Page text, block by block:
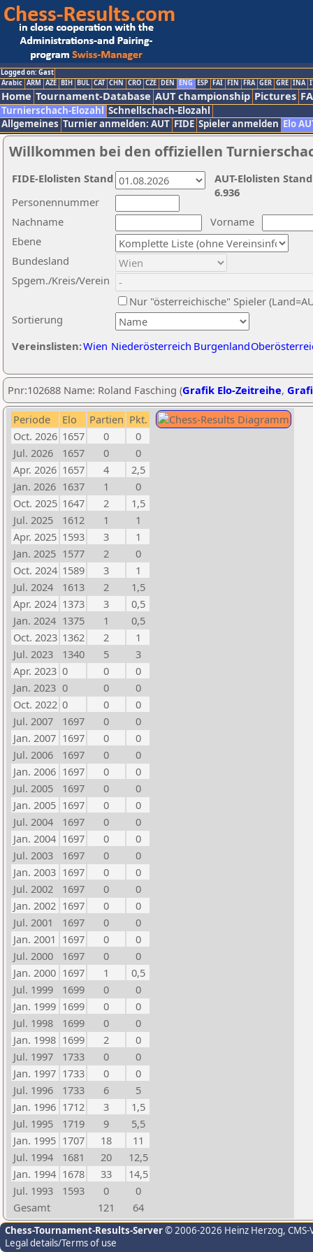
Logged on: Gast
Arabic ARM AZE BIH BUL CAT CHN CRO CZE DEN ENG ESP FAI FIN FRA GER GRE INA
Home Tournament-Database AUT championship Pictures
Turnierschach-Elozahl Schnellschach-Elozahl
Allgemeines Turnier anmelden: AUT FIDE Spieler anmelden Elo
Willkommen bei den offiziellen
Nachname
Vorname
Ebene
Sortierung
Personennummer
Bundesland
Spgem./Kreis/Verein
Nur "österreichische" Spieler
Vereinslisten:Wien Niederösterreich Burgenland
AUT-Elolisten
6.936
FIDE-Elolisten Stand
Pnr:102688 Name: Roland Fasching (Grafik Elo-Zeitreihe,
Periode Elo Partien Pkt.
Oct. 2026 1657 0
0
Jul. 2026
1657 0
0
Apr. 2026 1657 4
2,5
Jan. 2026 1637 1
0
Oct. 2025 1647 2
1,5
Jul. 2025
1612 1
1
Apr. 2025 1593 3
1
Jan. 2025 1577 2
0
Oct. 2024 1589 3
1
Jul. 2024
1613 2
1,5
Apr. 2024 1373 3
0,5
Jan. 2024 1375 1
0,5
Oct. 2023 1362 2
1
Jul. 2023
1340 5
3
Apr. 2023 0 0
0
Jan. 2023 0 0
0
Oct. 2022 0 0
0
Jul. 2007
1697 0
0
Jan. 2007 1697 0
0
Jul. 2006
1697 0
0
Jan. 2006 1697 0
0
Jul. 2005
1697 0
0
Jan. 2005 1697 0
0
Jul. 2004
1697 0
0
Jan. 2004 1697 0
0
Jul. 2003
1697 0
0
Jan. 2003 1697 0
0
Jul. 2002
1697 0
0
Jan. 2002 1697 0
0
Jul. 2001
1697 0
0
Jan. 2001 1697 0
0
Jul. 2000
1697 0
0
Jan. 2000 1697 1
0,5
Jul. 1999
1699 0
0
Jan. 1999 1699 0
0
Jul. 1998
1699 0
0
Jan. 1998 1699 2
0
Jul. 1997
1733 0
0
Jan. 1997 1733 0
0
Jul. 1996
1733 6
5
Jan. 1996 1712 3
1,5
Jul. 1995
1719 9
5,5
Jan. 1995 1707 18
11
Jul. 1994
1681 20
12,5
Jan. 1994 1678 33
14,5
Jul. 1993
1593 0
0
Gesamt
121 64
Chess-Tournament-Results-Server© 2006-2026 Heinz Herzog,
Legal details/Terms of use